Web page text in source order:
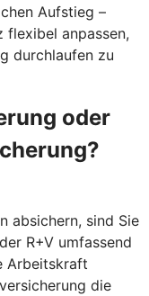
Aufstieg –
flexibel anpassen,
durchlaufen zu
oder
absichern, sind Sie
R+V umfassend
Arbeitskraft
die